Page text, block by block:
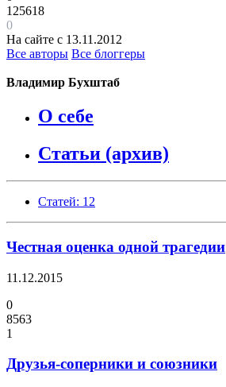
125618
0
На сайте с 13.11.2012
Все авторы Все блоггеры
Владимир Бухштаб
О себе
Статьи (архив)
Статей: 12
Честная оценка одной трагедии
11.12.2015
0
8563
1
Друзья-соперники и союзники